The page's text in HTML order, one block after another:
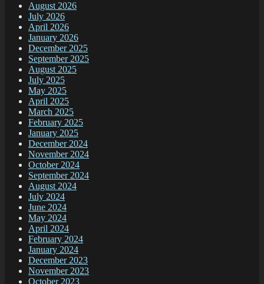
August 2026
July 2026
April 2026
January 2026
December 2025
September 2025
August 2025
July 2025
May 2025
April 2025
March 2025
February 2025
January 2025
December 2024
November 2024
October 2024
September 2024
August 2024
July 2024
June 2024
May 2024
April 2024
February 2024
January 2024
December 2023
November 2023
October 2023